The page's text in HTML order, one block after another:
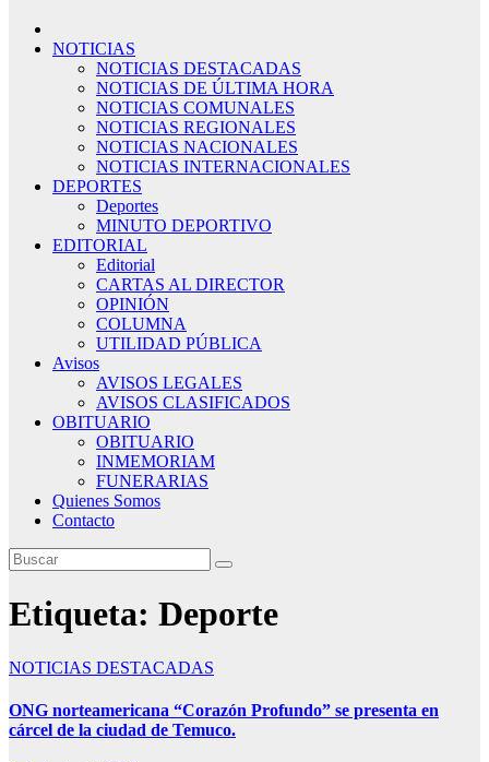
NOTICIAS
NOTICIAS DESTACADAS
NOTICIAS DE ÚLTIMA HORA
NOTICIAS COMUNALES
NOTICIAS REGIONALES
NOTICIAS NACIONALES
NOTICIAS INTERNACIONALES
DEPORTES
Deportes
MINUTO DEPORTIVO
EDITORIAL
Editorial
CARTAS AL DIRECTOR
OPINIÓN
COLUMNA
UTILIDAD PÚBLICA
Avisos
AVISOS LEGALES
AVISOS CLASIFICADOS
OBITUARIO
OBITUARIO
INMEMORIAM
FUNERARIAS
Quienes Somos
Contacto
Etiqueta: Deporte
NOTICIAS DESTACADAS
ONG norteamericana “Corazón Profundo” se presenta en
cárcel de la ciudad de Temuco.